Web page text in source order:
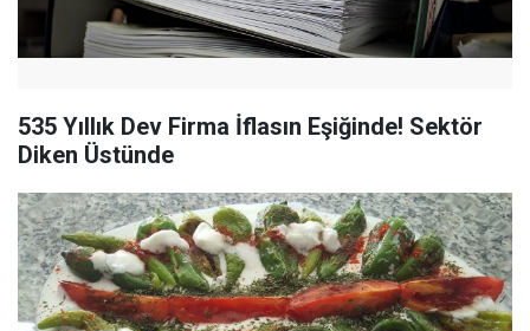
535 Yıllık Dev Firma İflasın Eşiğinde! Sektör
Diken Üstünde